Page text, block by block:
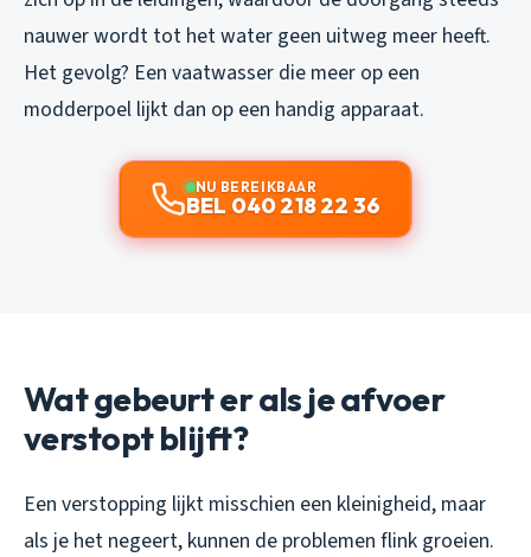
nauwer wordt tot het water geen uitweg meer heeft.
Het gevolg? Een vaatwasser die meer op een
modderpoel lijkt dan op een handig apparaat.
NU BEREIKBAAR
BEL 040 218 22 36
Wat gebeurt er als je afvoer
verstopt blijft?
Een verstopping lijkt misschien een kleinigheid, maar
als je het negeert, kunnen de problemen flink groeien.